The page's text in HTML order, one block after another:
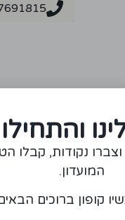
נקודות, קבלו
המועדון.
ברוכים הבאים